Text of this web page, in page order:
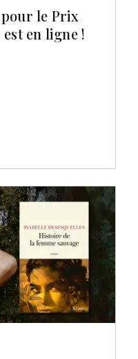
le Prix
en ligne !